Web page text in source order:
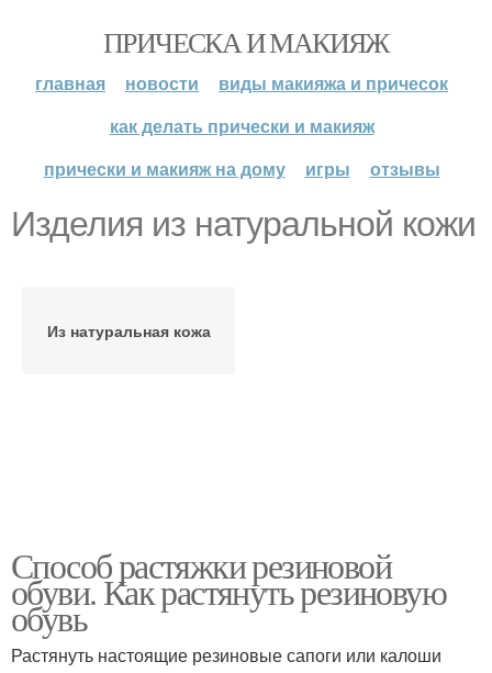
ПРИЧЕСКА И МАКИЯЖ
главная новости
виды макияжа и причесок
как делать прически и макияж
прически и макияж на дому
игры отзывы
Изделия из натуральной кожи
Из натуральная кожа
Способ растяжки резиновой
обуви. Как растянуть резиновую
обувь
Растянуть настоящие резиновые сапоги или калоши